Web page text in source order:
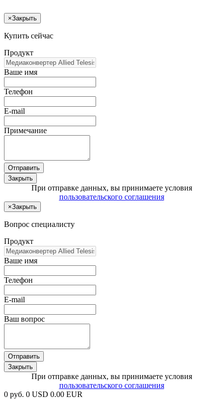
×Закрыть
Купить сейчас
Продукт
Ваше имя
Телефон
E-mail
Примечание
Отправить
Закрыть
При отправке данных, вы принимаете условия
пользовательского соглашения
×Закрыть
Вопрос специалисту
Продукт
Ваше имя
Телефон
E-mail
Ваш вопрос
Отправить
Закрыть
При отправке данных, вы принимаете условия
пользовательского соглашения
0 руб. 0 USD 0.00 EUR